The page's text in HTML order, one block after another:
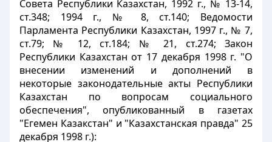
Совета Республики Казахстан, 1992 г., № 13-14,
ст.348; 1994 г., № 8, ст.140; Ведомости
Парламента Республики Казахстан, 1997 г., № 7,
ст.79; № 12, ст.184; № 21, ст.274; Закон
Республики Казахстан от 17 декабря 1998 г. "О
внесении изменений и дополнений в
некоторые законодательные акты Республики
Казахстан по вопросам социального
обеспечения", опубликованный в газетах
"Егемен Казакстан" и "Казахстанская правда" 25
декабря 1998 г.):